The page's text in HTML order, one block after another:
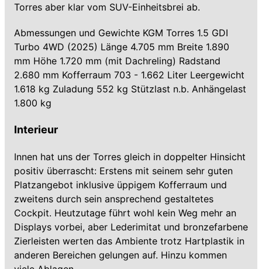
Torres aber klar vom SUV-Einheitsbrei ab.
Abmessungen und Gewichte KGM Torres 1.5 GDI
Turbo 4WD (2025) Länge 4.705 mm Breite 1.890
mm Höhe 1.720 mm (mit Dachreling) Radstand
2.680 mm Kofferraum 703 - 1.662 Liter Leergewicht
1.618 kg Zuladung 552 kg Stützlast n.b. Anhängelast
1.800 kg
Interieur
Innen hat uns der Torres gleich in doppelter Hinsicht
positiv überrascht: Erstens mit seinem sehr guten
Platzangebot inklusive üppigem Kofferraum und
zweitens durch sein ansprechend gestaltetes
Cockpit. Heutzutage führt wohl kein Weg mehr an
Displays vorbei, aber Lederimitat und bronzefarbene
Zierleisten werten das Ambiente trotz Hartplastik in
anderen Bereichen gelungen auf. Hinzu kommen